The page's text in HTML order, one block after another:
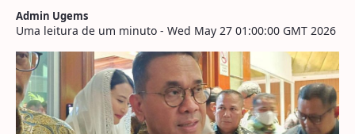
Admin Ugems
Uma leitura de um minuto - Wed May 27 01:00:00 GMT 2026